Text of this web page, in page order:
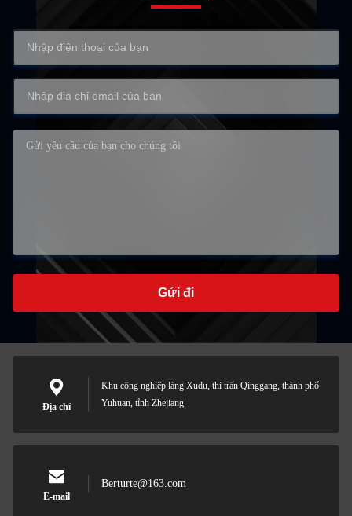
Gửi đi
Địa chỉ
Khu công nghiệp làng Xudu, thị trấn Qinggang, thành phố
Yuhuan, tỉnh Zhejiang
E-mail
Berturte@163.com